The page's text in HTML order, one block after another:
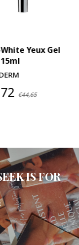
Yeux Gel
€44,65
IS FOR